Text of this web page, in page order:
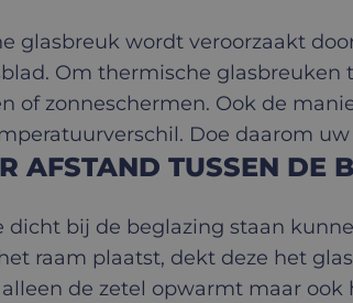
glasbreuk wordt veroorzaakt
Om thermische
of zonneschermen. Ook de
Doe daarom
AFSTAND TUSSEN DE
dicht bij de beglazing staan
raam plaatst, dekt deze het
de zetel opwarmt maar